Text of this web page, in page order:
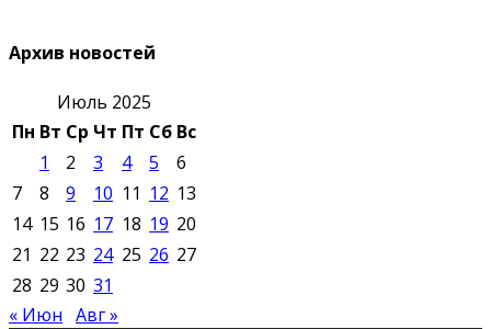
Архив новостей
Июль 2025
Пн Вт Ср Чт Пт Сб Вс
1
2 3 4 5
6
7
8 9 10 11 12 13
14 15 16 17 18 19 20
21 22 23 24 25 26 27
28 29 30 31
« Июн Авг »